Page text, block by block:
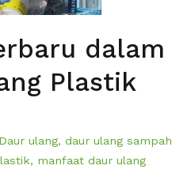
dalam
Plastik
Daur ulang, daur ulang sampah
, manfaat daur ulang